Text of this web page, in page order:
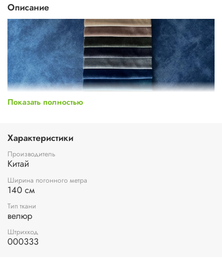
Описание
Показать полностью
Характеристики
Производитель
Китай
Ширина погонного метра
140 см
Тип ткани
велюр
Штрихкод
000333